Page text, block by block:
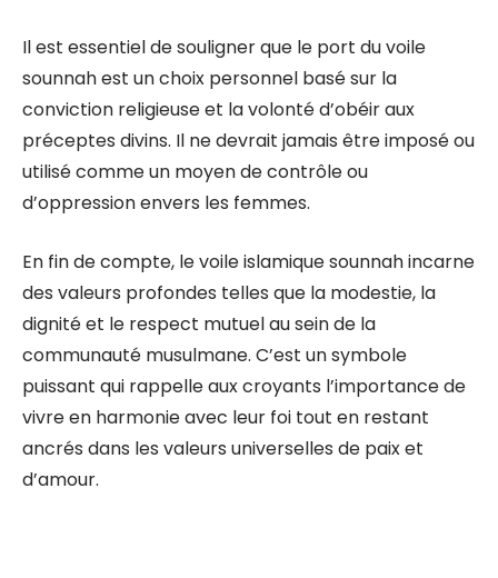
Il est essentiel de souligner que le port du voile
sounnah est un choix personnel basé sur la
conviction religieuse et la volonté d’obéir aux
préceptes divins. Il ne devrait jamais être imposé ou
utilisé comme un moyen de contrôle ou
d’oppression envers les femmes.
En fin de compte, le voile islamique sounnah incarne
des valeurs profondes telles que la modestie, la
dignité et le respect mutuel au sein de la
communauté musulmane. C’est un symbole
puissant qui rappelle aux croyants l’importance de
vivre en harmonie avec leur foi tout en restant
ancrés dans les valeurs universelles de paix et
d’amour.